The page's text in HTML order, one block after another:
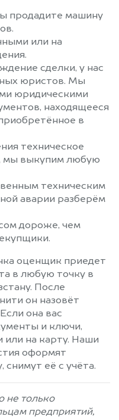
продадите машину
или на
сделки, у нас
юристов. Мы
юридическими
находящееся
в
техническое
мы выкупим любую
техническим
аварии разберём
дороже, чем
оценщик приедет
в любую точку в
После
он назовёт
она вас
и ключи,
или на карту. Наши
оформят
её с учёта.
не только
предприятий,